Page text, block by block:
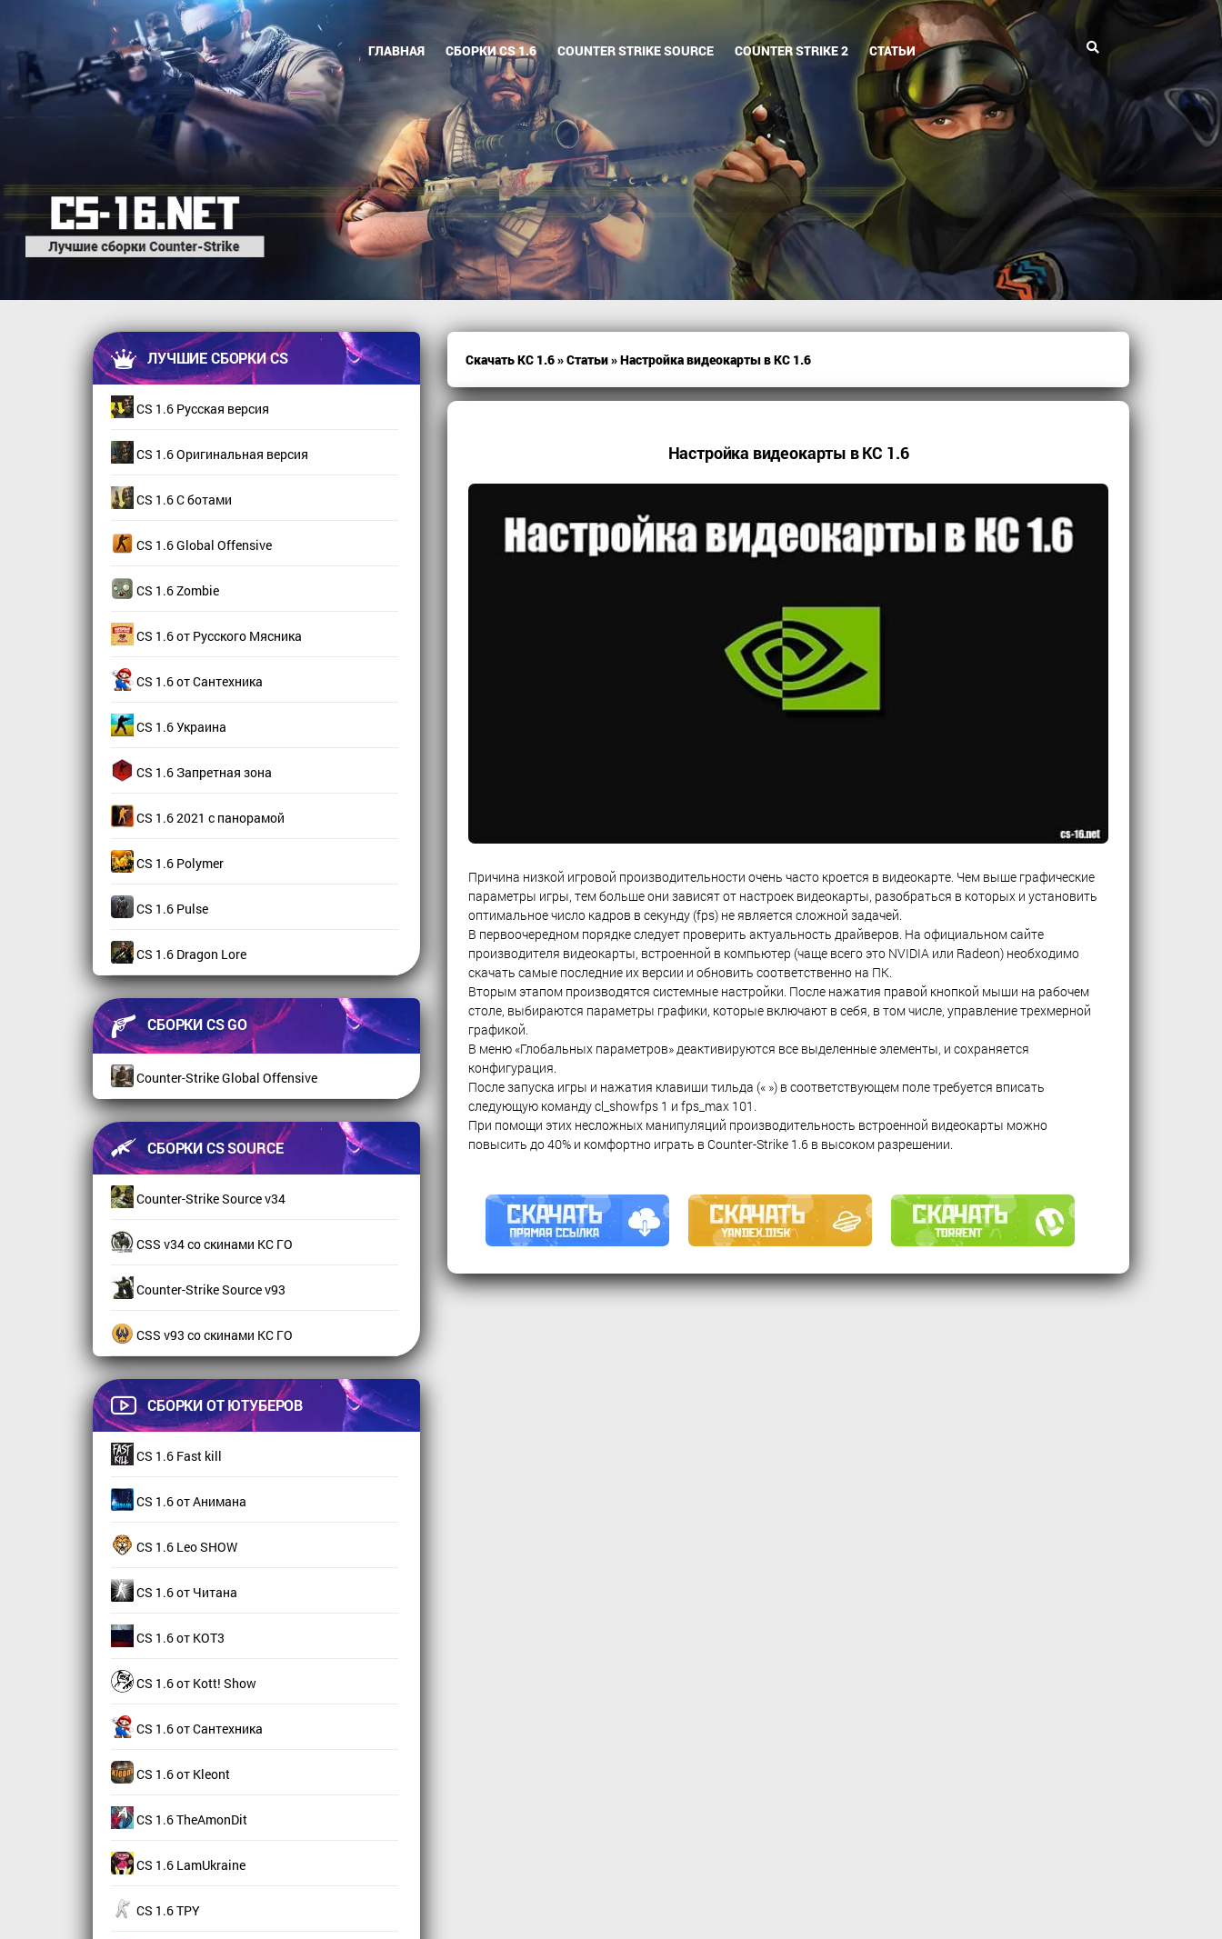
ГЛАВНАЯ СБОРКИ CS 1.6 COUNTER STRIKE SOURCE COUNTER STRIKE 2 СТАТЬИ
ЛУЧШИЕ СБОРКИ CS
CS 1.6 Русская версия
CS 1.6 Оригинальная версия
CS 1.6 С ботами
CS 1.6 Global Offensive
CS 1.6 Zombie
CS 1.6 от Русского Мясника
CS 1.6 от Сантехника
CS 1.6 Украина
CS 1.6 Запретная зона
CS 1.6 2021 с панорамой
CS 1.6 Polymer
CS 1.6 Pulse
CS 1.6 Dragon Lore
СБОРКИ CS GO
Counter-Strike Global Offensive
СБОРКИ CS SOURCE
Counter-Strike Source v34
CSS v34 со скинами КС ГО
Counter-Strike Source v93
CSS v93 со скинами КС ГО
СБОРКИ ОТ ЮТУБЕРОВ
CS 1.6 Fast kill
CS 1.6 от Анимана
CS 1.6 Leo SHOW
CS 1.6 от Читана
CS 1.6 от КОТ3
CS 1.6 от Kott! Show
CS 1.6 от Сантехника
CS 1.6 от Kleont
CS 1.6 TheAmonDit
CS 1.6 LamUkraine
CS 1.6 TPY
Скачать КС 1.6»Статьи» Настройка видеокарты в КС 1.6
Настройка видеокарты в КС 1.6
Причина низкой игровой производительности очень часто кроется в видеокарте. Чем выше графические
параметры игры, тем больше они зависят от настроек видеокарты, разобраться в которых и установить
оптимальное число кадров в секунду (fps) не является сложной задачей.
В первоочередном порядке следует проверить актуальность драйверов. На официальном сайте
производителя видеокарты, встроенной в компьютер (чаще всего это NVIDIA или Radeon) необходимо
скачать самые последние их версии и обновить соответственно на ПК.
Вторым этапом производятся системные настройки. После нажатия правой кнопкой мыши на рабочем
столе, выбираются параметры графики, которые включают в себя, в том числе, управление трехмерной
графикой.
В меню «Глобальных параметров» деактивируются все выделенные элементы, и сохраняется
конфигурация.
После запуска игры и нажатия клавиши тильда (« ») в соответствующем поле требуется вписать
следующую команду cl_showfps 1 и fps_max 101.
При помощи этих несложных манипуляций производительность встроенной видеокарты можно
повысить до 40% и комфортно играть в Counter-Strike 1.6 в высоком разрешении.